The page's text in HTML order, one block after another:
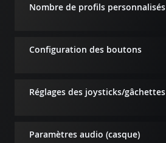
Nombre de profils personnalisés
Configuration des boutons
Réglages des joysticks/gâchettes
Paramètres audio (casque)